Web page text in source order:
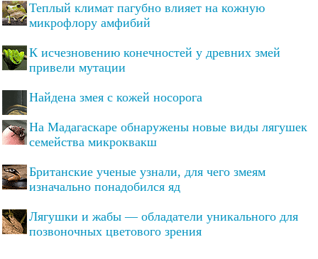
Теплый климат пагубно влияет на кожную
микрофлору амфибий
К исчезновению конечностей у древних змей
привели мутации
Найдена змея с кожей носорога
На Мадагаскаре обнаружены новые виды лягушек
семейства микроквакш
Британские ученые узнали, для чего змеям
изначально понадобился яд
Лягушки и жабы — обладатели уникального для
позвоночных цветового зрения